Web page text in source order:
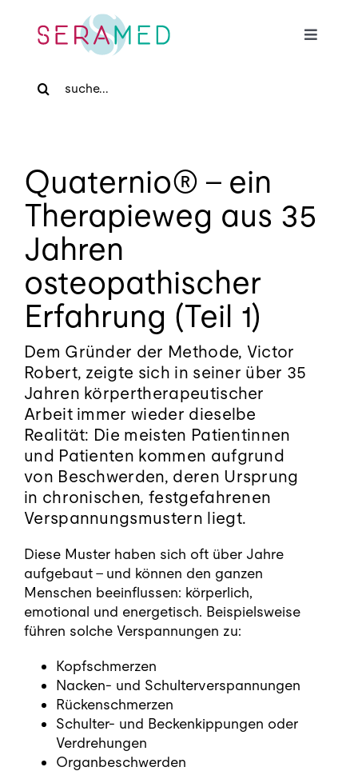
content
Toggle
Home
Für Zuweiser
Medizinische Massage
Praxis
Blog
Kontakt
Termin buchen
for:
Quaternio® – ein
Therapieweg aus 35
Jahren
osteopathischer
Erfahrung (Teil 1)
Dem Gründer der Methode, Victor
Robert, zeigte sich in seiner über 35
Jahren körpertherapeutischer
Arbeit immer wieder dieselbe
Realität: Die meisten Patientinnen
und Patienten kommen aufgrund
von Beschwerden, deren Ursprung
in chronischen, festgefahrenen
Verspannungsmustern liegt.
Diese Muster haben sich oft über Jahre
aufgebaut – und können den ganzen
Menschen beeinflussen: körperlich,
emotional und energetisch. Beispielsweise
führen solche Verspannungen zu:
Kopfschmerzen
Nacken- und Schulterverspannungen
Rückenschmerzen
Schulter- und Beckenkippungen oder
Verdrehungen
Organbeschwerden